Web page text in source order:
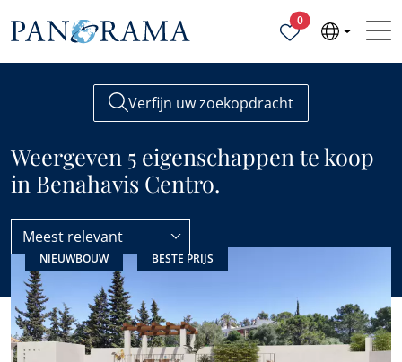
0Geselecteerde
Verfijn uw zoekopdracht
Weergeven 5 eigenschappen te koop
in Benahavis Centro.
Benahavis Benahavis Centro
Meest relevant
NIEUWBOUW BESTE PRIJS